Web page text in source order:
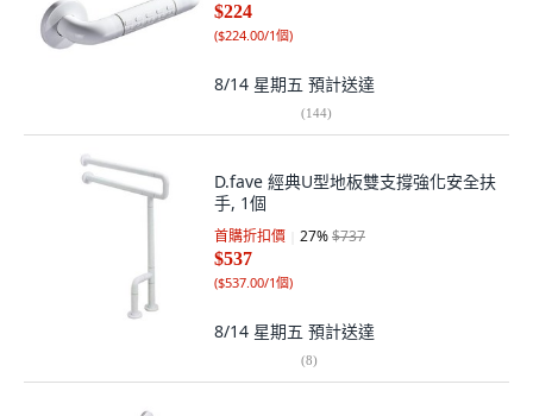
$224
($224.00/1個)
8/14 星期五 預計送達
(144)
D.fave 經典U型地板雙支撐強化安全扶
手, 1個
首購折扣價 27%$737
$537
($537.00/1個)
8/14 星期五 預計送達
(8)